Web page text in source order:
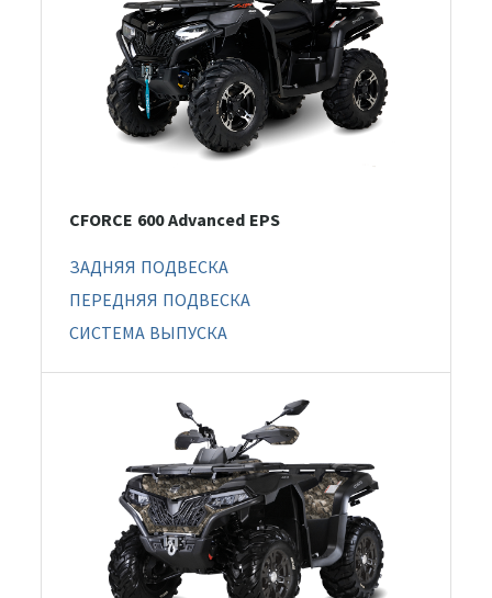
CFORCE 600 Advanced EPS
ЗАДНЯЯ ПОДВЕСКА
ПЕРЕДНЯЯ ПОДВЕСКА
СИСТЕМА ВЫПУСКА